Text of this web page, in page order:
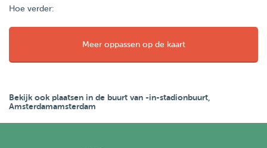
Hoe verder:
Meer oppassen op de kaart
Bekijk ook plaatsen in de buurt van -in-stadionbuurt,
Amsterdamamsterdam